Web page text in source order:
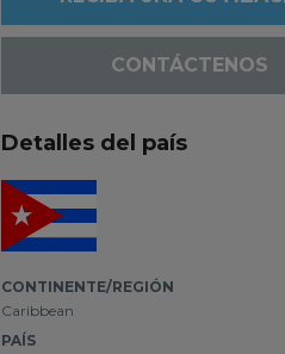
CONTÁCTENOS
Detalles del país
CONTINENTE/REGIÓN
Caribbean
PAÍS